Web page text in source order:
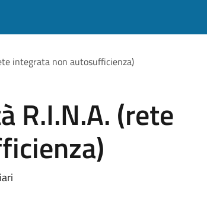
integrata non autosufficienza)
R.I.N.A. (rete